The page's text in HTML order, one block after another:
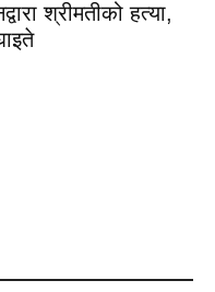
श्रीमतीको हत्या,